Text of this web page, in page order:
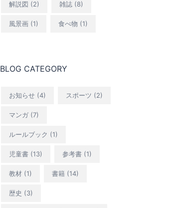
解説図 (2) 雑誌(8)
風景画(1) 食べ物 (1)
BLOG CATEGORY
お知らせ(4) スポーツ (2)
マンガ(7)
ルールブック (1)
児童書(13) 参考書(1)
教材(1) 書籍(14)
歴史 (3)